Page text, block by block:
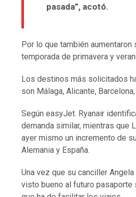
pasada”, acotó.
Por lo que también aumentaron
temporada de primavera y
Los destinos más solicitados
son Málaga, Alicante,
Según easyJet. Ryanair
demanda similar, mientras que
ayer mismo un incremento de
Alemania y España.
Una vez que su canciller
visto bueno al futuro pasaporte